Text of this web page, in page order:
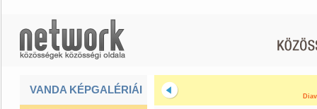
VANDA KÉPGALÉRIÁI